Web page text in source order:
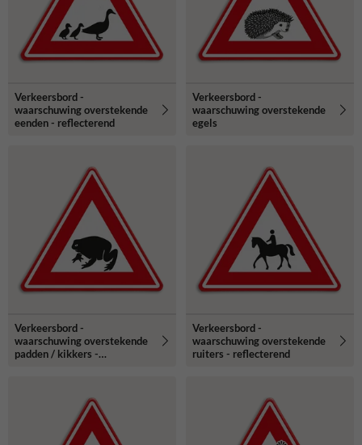
Verkeersbord -
waarschuwing overstekende
eenden - reflecterend
Verkeersbord -
waarschuwing overstekende
egels
Verkeersbord -
waarschuwing overstekende
padden / kikkers -
Verkeersbord -
waarschuwing overstekende
ruiters - reflecterend